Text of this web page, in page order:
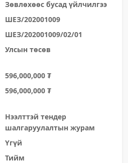
Зөвлөхөөс бусад үйлчилгээ
ШЕЗ/202001009
ШЕЗ/202001009/02/01
Улсын төсөв
596,000,000 ₮
596,000,000 ₮
Нээлттэй тендер
шалгаруулалтын журам
Үгүй
Тийм